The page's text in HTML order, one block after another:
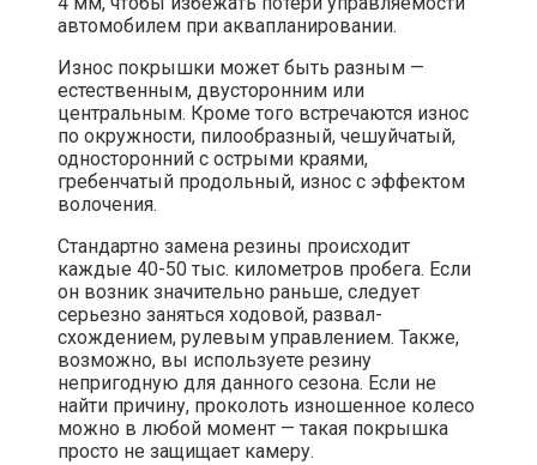
автомобилем при аквапланировании.
Износ покрышки может быть разным —
естественным, двусторонним или
центральным. Кроме того встречаются износ
по окружности, пилообразный, чешуйчатый,
односторонний с острыми краями,
гребенчатый продольный, износ с эффектом
волочения.
Стандартно замена резины происходит
каждые 40-50 тыс. километров пробега. Если
он возник значительно раньше, следует
серьезно заняться ходовой, развал-
схождением, рулевым управлением. Также,
возможно, вы используете резину
непригодную для данного сезона. Если не
найти причину, проколоть изношенное колесо
можно в любой момент — такая покрышка
просто не защищает камеру.